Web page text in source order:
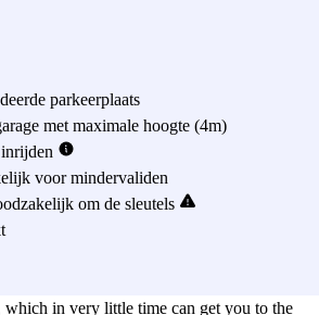
is a good option for parking close to the
Chapel, the Apostolic Palace, the Vatican
Art Museum. Leaving your car at the
for parking in the Villa Doria Pamphili.
public park in Rome is just 15 minutes
car park, as well as the Villa Piccolomini.
car park, in just 10 minutes on foot, you
in very little time can get you to the
parkeerplaats
met maximale hoogte (4m)
voor mindervaliden
om de sleutels